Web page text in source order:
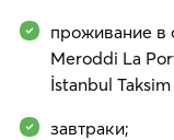
проживание в
Meroddi La
İstanbul
завтраки;